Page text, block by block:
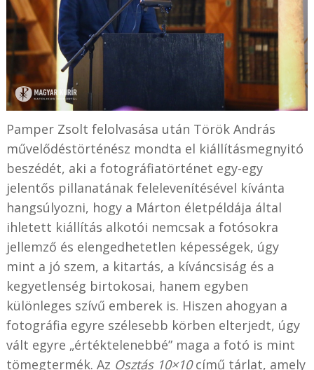
Pamper Zsolt felolvasása után Török András
művelődéstörténész mondta el kiállításmegnyitó
beszédét, aki a fotográfiatörténet egy-egy
jelentős pillanatának felelevenítésével kívánta
hangsúlyozni, hogy a Márton életpéldája által
ihletett kiállítás alkotói nemcsak a fotósokra
jellemző és elengedhetetlen képességek, úgy
mint a jó szem, a kitartás, a kíváncsiság és a
kegyetlenség birtokosai, hanem egyben
különleges szívű emberek is. Hiszen ahogyan a
fotográfia egyre szélesebb körben elterjedt, úgy
vált egyre „értéktelenebbé” maga a fotó is mint
tömegtermék. Az Osztás 10×10című tárlat, amely